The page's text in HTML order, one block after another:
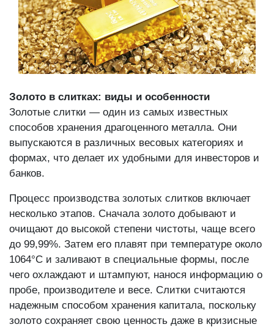
Золото в слитках: виды и особенности
Золотые слитки — один из самых известных
способов хранения драгоценного металла. Они
выпускаются в различных весовых категориях и
формах, что делает их удобными для инвесторов и
банков.
Процесс производства золотых слитков включает
несколько этапов. Сначала золото добывают и
очищают до высокой степени чистоты, чаще всего
до 99,99%. Затем его плавят при температуре около
1064°C и заливают в специальные формы, после
чего охлаждают и штампуют, нанося информацию о
пробе, производителе и весе. Слитки считаются
надежным способом хранения капитала, поскольку
золото сохраняет свою ценность даже в кризисные